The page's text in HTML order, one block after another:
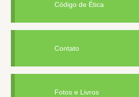
Código de Ética
Contato
Fotos e Livros